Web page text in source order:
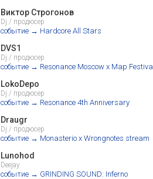
Виктор Строгонов
Dj / продюсер
событие → Hardcore All Stars
DVS1
Dj / продюсер
событие → Resonance Moscow x Map Festival
LokoDepo
Dj / продюсер
событие → Resonance 4th Anniversary
Draugr
Dj / продюсер
событие → Monasterio x Wrongnotes stream
Lunohod
Deejay
событие → GRINDING SOUND: Inferno